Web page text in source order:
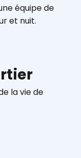
équipe de
et nuit.
la vie de